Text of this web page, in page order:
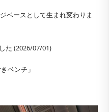
ベースとして生まれ変わりま
た (2026/07/01)
ベンチ」